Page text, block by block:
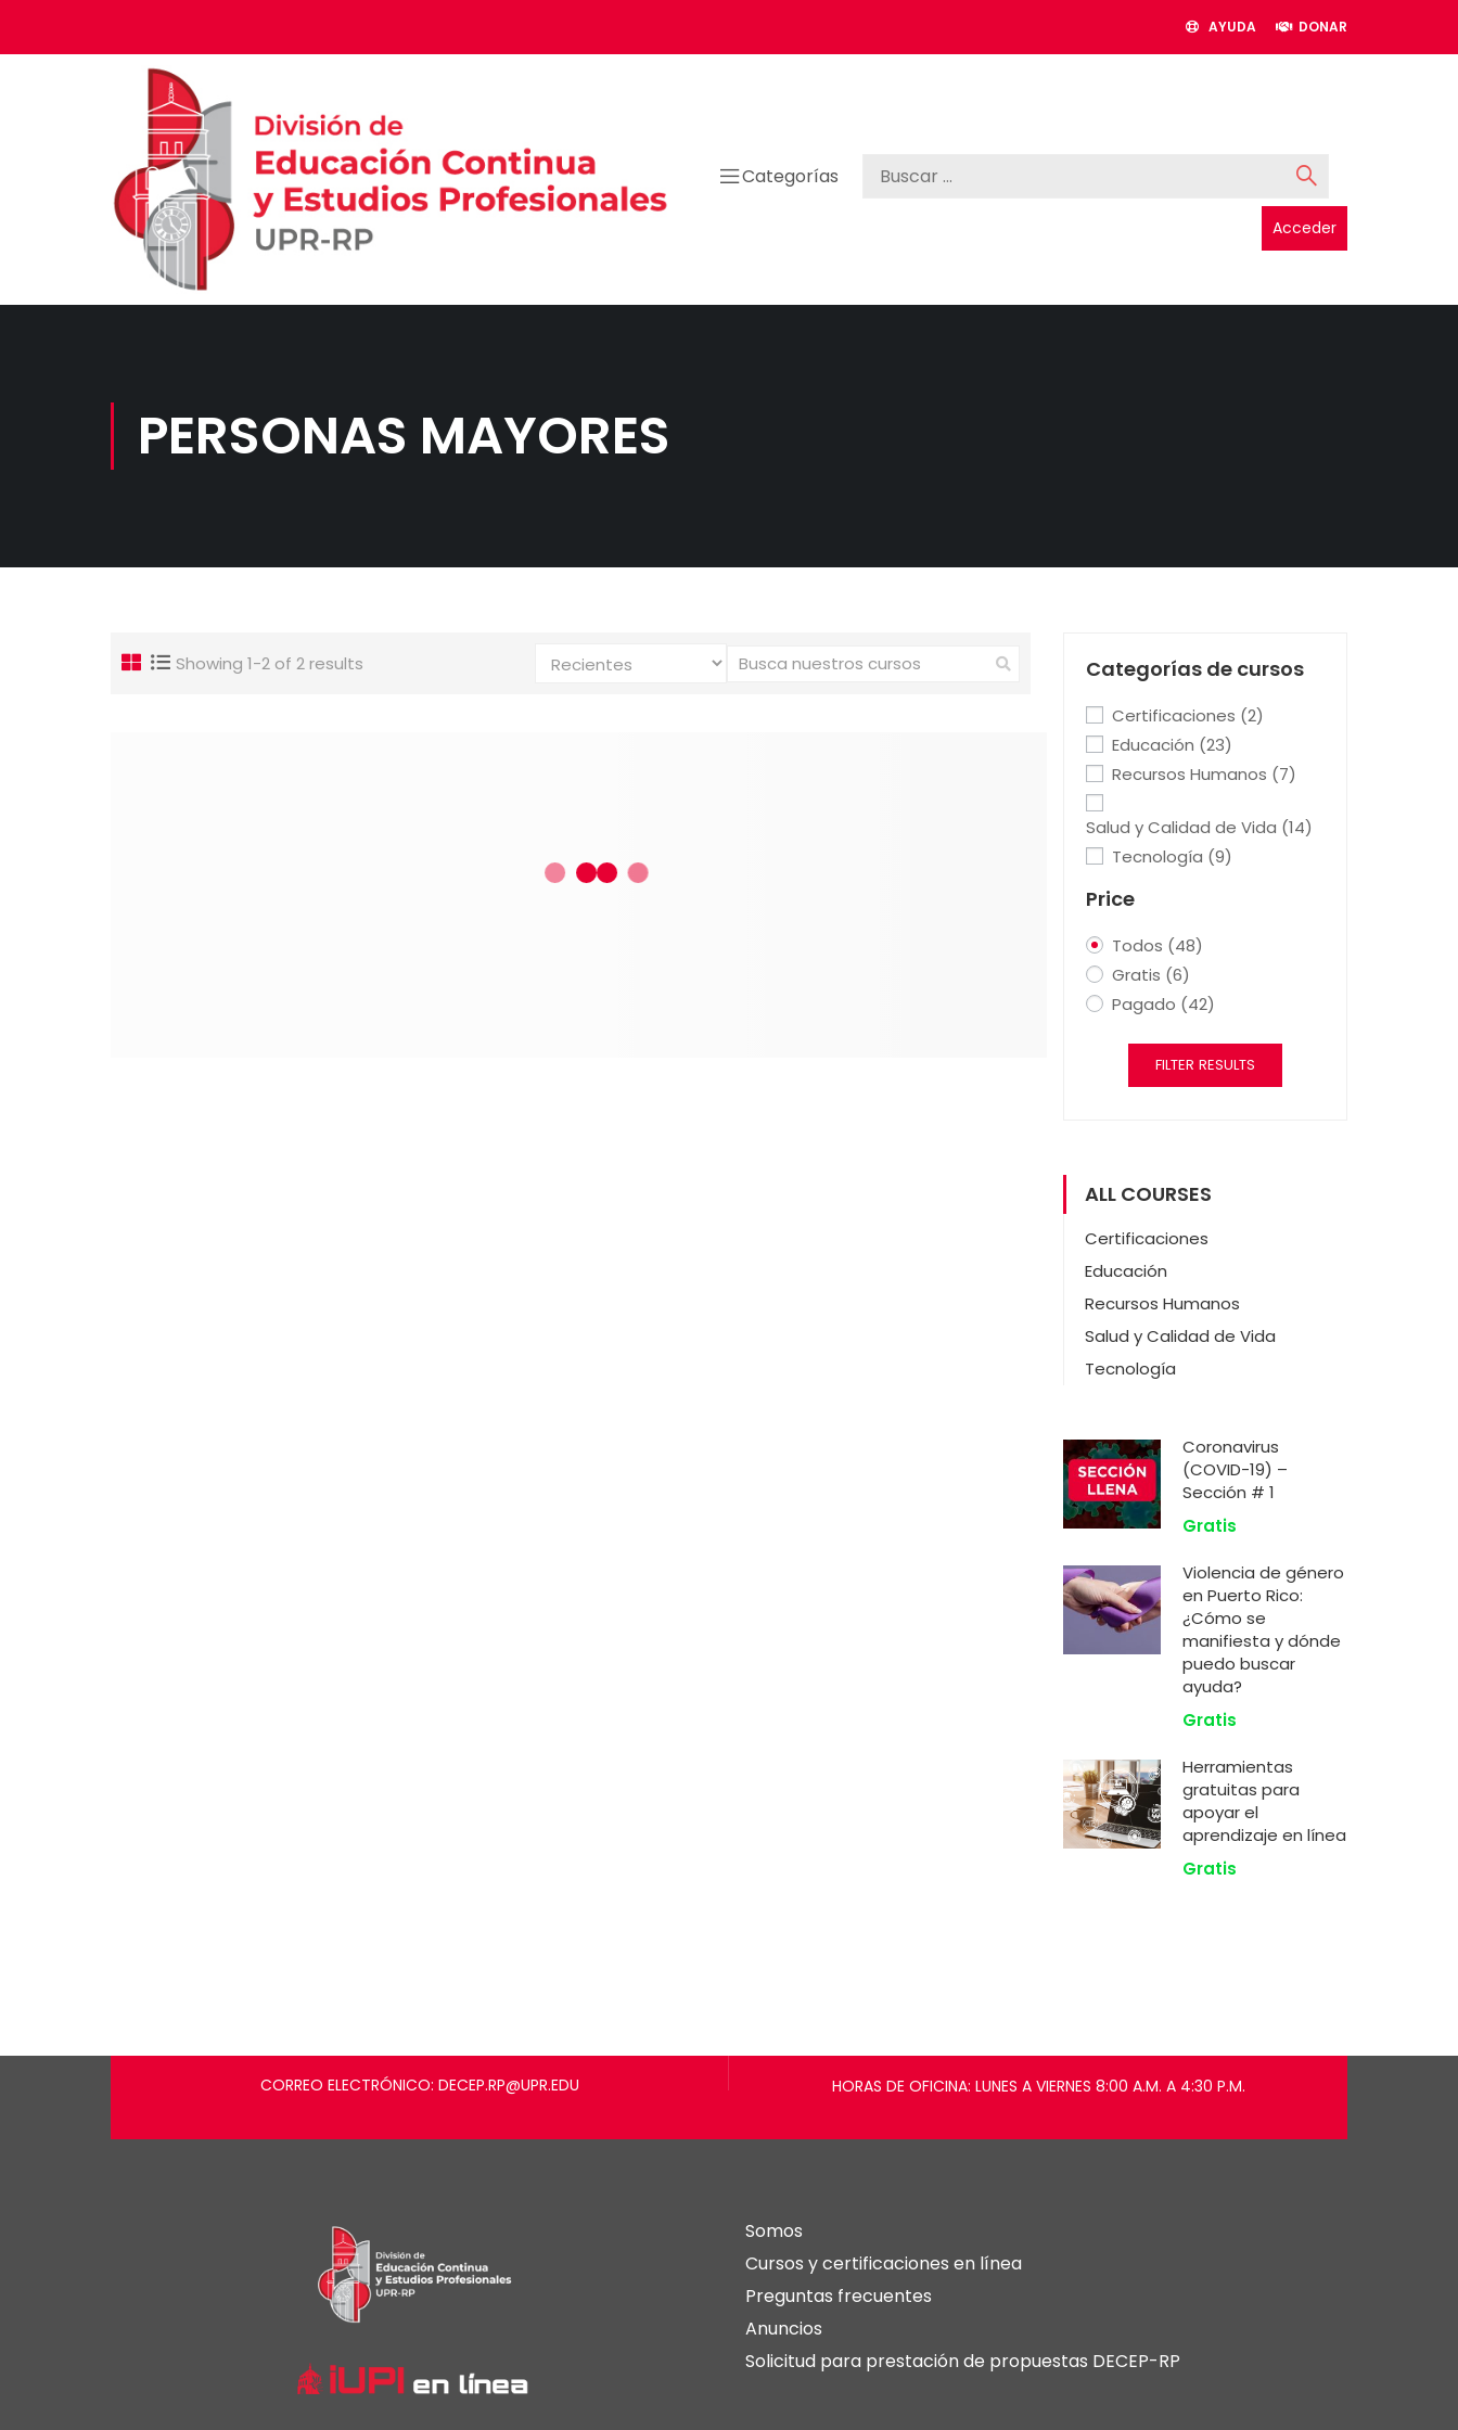
AYUDA DONAR
Categorías
Acceder
PERSONAS MAYORES
Showing 1-2 of 2 results Categorías de cursos
Certificaciones (2)
Educación (23)
Recursos Humanos (7)
Salud y Calidad de Vida (14)
Tecnología (9)
Price
Todos (48)
Gratis (6)
Pagado (42)
FILTER RESULTS
ALL COURSES
Certificaciones
Educación
Recursos Humanos
Salud y Calidad de Vida
Tecnología
Coronavirus
(COVID-19) –
Sección # 1
Gratis
Violencia de género
en Puerto Rico:
¿Cómo se
manifiesta y dónde
puedo buscar
ayuda?
Gratis
Herramientas
gratuitas para
apoyar el
aprendizaje en línea
Gratis
CORREO ELECTRÓNICO: DECEP.RP@UPR.EDU HORAS DE OFICINA: LUNES A VIERNES 8:00 A.M. A 4:30 P.M.
Somos
Cursos y certificaciones en línea
Preguntas frecuentes
Anuncios
Solicitud para prestación de propuestas DECEP-RP